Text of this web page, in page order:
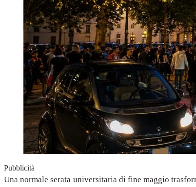
Pubblicità
Una normale serata universitaria di fine maggio